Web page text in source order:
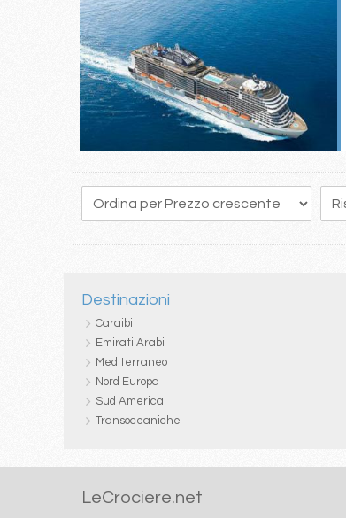
43 44 45 46 48
Destinazioni
Caraibi
Emirati Arabi
Mediterraneo
Nord Europa
Sud America
Transoceaniche
LeCrociere.net